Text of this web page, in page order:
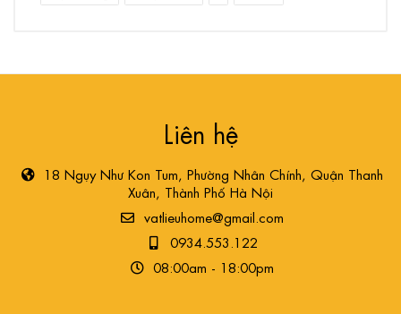
Liên hệ
18 Ngụy Như Kon Tum, Phường Nhân Chính, Quận Thanh
Xuân, Thành Phố Hà Nội
vatlieuhome@gmail.com
0934.553.122
08:00am - 18:00pm